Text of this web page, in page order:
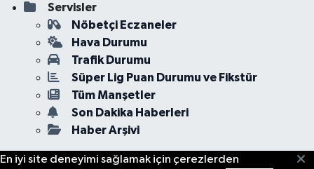
Servisler
Nöbetçi Eczaneler
Hava Durumu
Trafik Durumu
Süper Lig Puan Durumu ve Fikstür
Tüm Manşetler
Son Dakika Haberleri
Haber Arşivi
En iyi site deneyimi sağlamak için çerezlerden